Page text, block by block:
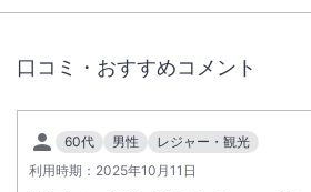
口コミ・おすすめコメント
60代 男性
レジャー・観光
利用時期： 2025年10月11日